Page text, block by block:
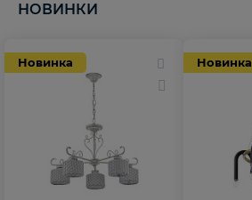
НОВИНКИ
Новинка Новинка